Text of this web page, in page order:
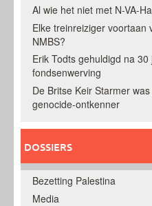
Al wie het niet met N-VA-
Elke treinreiziger voortaan
NMBS?
Erik Todts gehuldigd na
fondsenwerving
De Britse Keir Starmer
genocide-ontkenner
DOSSIERS
Bezetting Palestina
Media